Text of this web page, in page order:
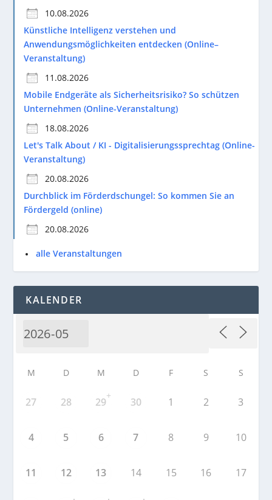
10.08.2026
Künstliche Intelligenz verstehen und
Anwendungsmöglichkeiten entdecken (Online–
Veranstaltung)
11.08.2026
Mobile Endgeräte als Sicherheitsrisiko? So schützen
Unternehmen (Online-Veranstaltung)
18.08.2026
Let's Talk About / KI - Digitalisierungssprechtag (Online-
Veranstaltung)
20.08.2026
Durchblick im Förderdschungel: So kommen Sie an
Fördergeld (online)
20.08.2026
alle Veranstaltungen
KALENDER
M D M D F S S
27 28 29
+
30 1 2 3
4 5 6 7 8 9 10
11 12 13 14 15 16 17